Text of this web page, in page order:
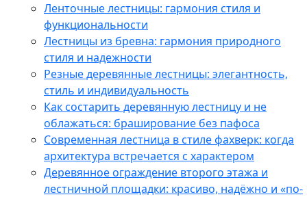
Ленточные лестницы: гармония стиля и
функциональности
Лестницы из бревна: гармония природного
стиля и надежности
Резные деревянные лестницы: элегантность,
стиль и индивидуальность
Как состарить деревянную лестницу и не
облажаться: браширование без пафоса
Современная лестница в стиле фахверк: когда
архитектура встречается с характером
Деревянное ограждение второго этажа и
лестничной площадки: красиво, надёжно и «по-